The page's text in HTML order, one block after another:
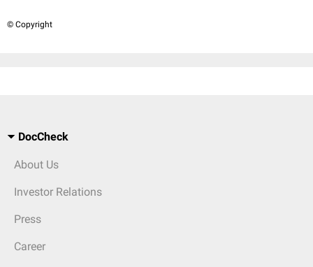
© Copyright
DocCheck
About Us
Investor Relations
Press
Career